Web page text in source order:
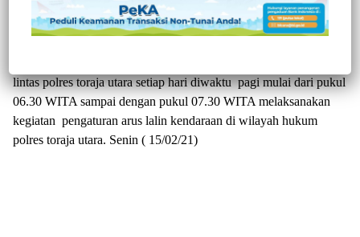
menjamin keamanan dan ketertiban masyarakat saat
melaksanakan aktivitas diluar rumah.
lintas polres toraja utara setiap hari diwaktu pagi mulai dari pukul
06.30 WITA sampai dengan pukul 07.30 WITA melaksanakan
kegiatan pengaturan arus lalin kendaraan di wilayah hukum
polres toraja utara. Senin ( 15/02/21)